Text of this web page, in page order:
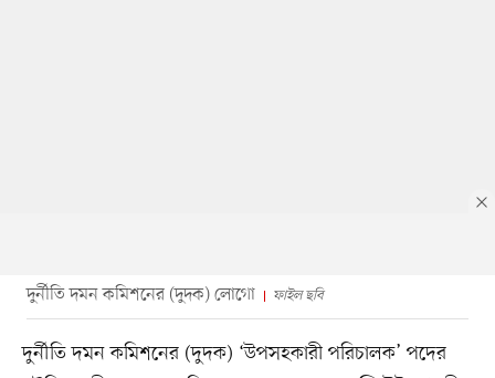
দুর্নীতি দমন কমিশনের (দুদক) লোগো ফাইল ছবি
দুর্নীতি দমন কমিশনের (দুদক) ‘উপসহকারী পরিচালক’ পদের